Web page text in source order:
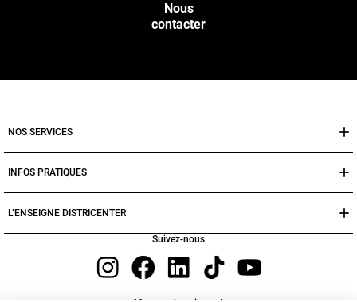
Nous
contacter
NOS SERVICES
INFOS PRATIQUES
L’ENSEIGNE DISTRICENTER
Suivez-nous